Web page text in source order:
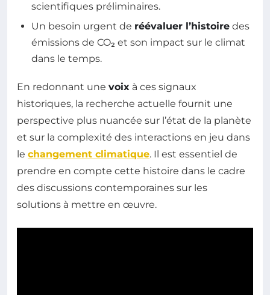
scientifiques préliminaires.
Un besoin urgent de réévaluer l’histoire des
émissions de CO₂ et son impact sur le climat
dans le temps.
En redonnant une voix à ces signaux
historiques, la recherche actuelle fournit une
perspective plus nuancée sur l’état de la planète
et sur la complexité des interactions en jeu dans
le changement climatique. Il est essentiel de
prendre en compte cette histoire dans le cadre
des discussions contemporaines sur les
solutions à mettre en œuvre.